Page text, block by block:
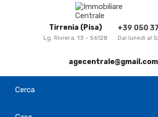
Tirrenia (Pisa)
Lg. Riviera, 13 - 56128
+39 050
Dal lunedì al
agecentrale@gmail.com
Cerca